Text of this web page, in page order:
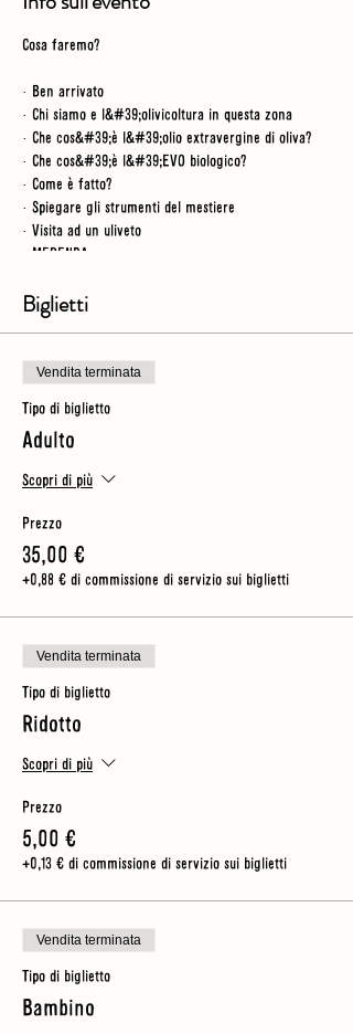
Cosa faremo?
· Ben arrivato
· Chi siamo e l&#39;olivicoltura in questa zona
· Che cos&#39;è l&#39;olio extravergine di oliva?
· Che cos&#39;è l&#39;EVO biologico?
· Come è fatto?
· Spiegare gli strumenti del mestiere
· Visita ad un uliveto
· MERENDA
· Video
· Assaggia il nostro olio
NB- per questo tour trascorriamo un po&#39; di
tempo all&#39;aperto, quindi dovresti indossare
scarpe robuste (senza tacchi) e assicurarti di avere un
ombrello o una giacca antipioggia per ogni evenienza
Biglietti
Vendita terminata
Tipo di biglietto
Adulto
Scopri di più
Prezzo
35,00 €
+0,88 € di commissione di servizio sui biglietti
Vendita terminata
Tipo di biglietto
Ridotto
Scopri di più
Prezzo
5,00 €
+0,13 € di commissione di servizio sui biglietti
Vendita terminata
Tipo di biglietto
Bambino